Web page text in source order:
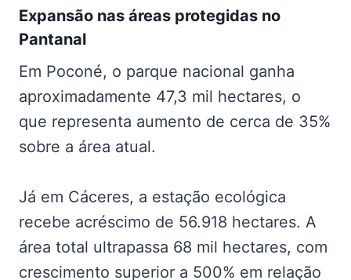
Expansão nas áreas protegidas no
Pantanal
Em Poconé, o parque nacional ganha
aproximadamente 47,3 mil hectares, o
que representa aumento de cerca de 35%
sobre a área atual.
Já em Cáceres, a estação ecológica
recebe acréscimo de 56.918 hectares. A
área total ultrapassa 68 mil hectares, com
crescimento superior a 500% em relação